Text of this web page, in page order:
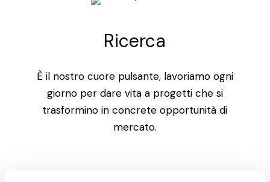
Ricerca
È il nostro cuore pulsante, lavoriamo ogni
giorno per dare vita a progetti che si
trasformino in concrete opportunità di
mercato.